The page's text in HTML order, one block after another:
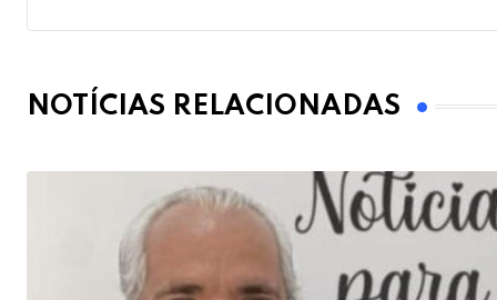
NOTÍCIAS RELACIONADAS